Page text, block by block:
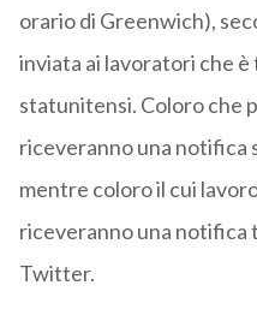
orario di Greenwich),
inviata ai lavoratori che è
statunitensi. Coloro che
riceveranno una notifica
mentre coloro il cui
riceveranno una notifica
Twitter.